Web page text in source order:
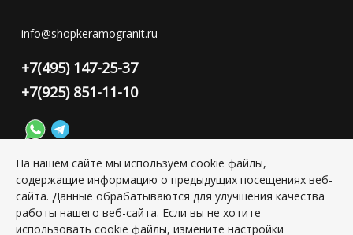
info@shopkeramogranit.ru
+7(495) 147-25-37
+7(925) 851-11-10
Конфиденциальность персональной информации
Copyright © 2026 ИП Григорьян Юлия Сергеевна, ИНН:
На нашем сайте мы используем cookie файлы,
содержащие информацию о предыдущих посещениях веб-
сайта. Данные обрабатываются для улучшения качества
работы нашего веб-сайта. Если вы не хотите
использовать cookie файлы, измените настройки